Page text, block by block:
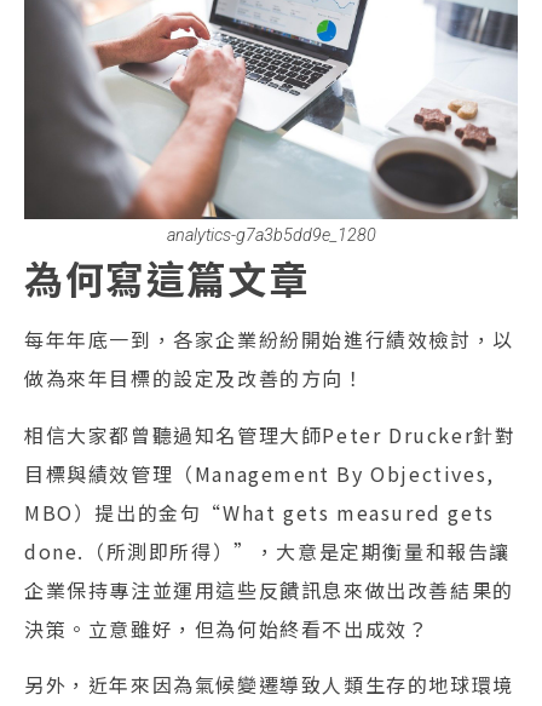
analytics-g7a3b5dd9e_1280
為何寫這篇文章
每年年底一到，各家企業紛紛開始進行績效檢討，以
做為來年目標的設定及改善的方向！
相信大家都曾聽過知名管理大師Peter Drucker針對
目標與績效管理（Management By Objectives,
MBO）提出的金句“What gets measured gets
done.（所測即所得）”，大意是定期衡量和報告讓
企業保持專注並運用這些反饋訊息來做出改善結果的
決策。立意雖好，但為何始終看不出成效？
另外，近年來因為氣候變遷導致人類生存的地球環境